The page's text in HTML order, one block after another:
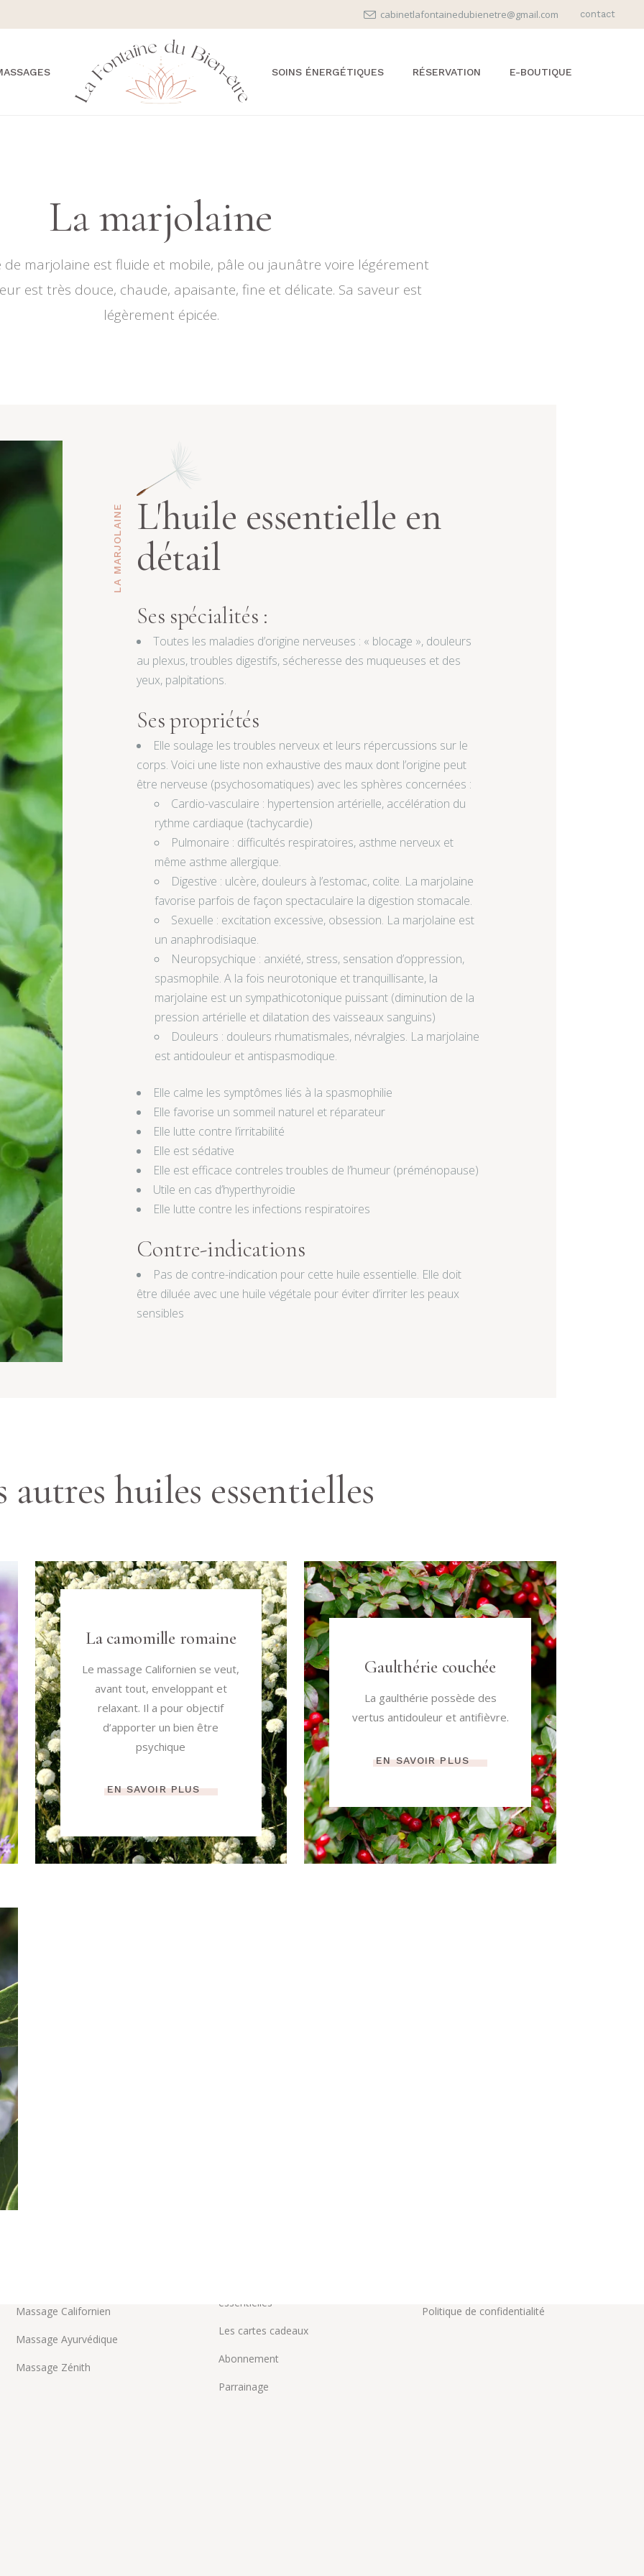
cabinetlafontainedubienetre@gmail.com contact
ZÉNITH
SOINS ÉNERGÉTIQUES RÉSERVATION E-BOUTIQUE
La marjolaine
de marjolaine est fluide et mobile, pâle ou jaunâtre voire légérement
est très douce, chaude, apaisante, fine et délicate. Sa saveur est
légèrement épicée.
LA MARJOLAINE L'huile essentielle en
détail
Ses spécialités :
Toutes les maladies d’origine nerveuses : « blocage », douleurs
au plexus, troubles digestifs, sécheresse des muqueuses et des
yeux, palpitations.
Ses propriétés
Elle soulage les troubles nerveux et leurs répercussions sur le
corps. Voici une liste non exhaustive des maux dont l’origine peut
être nerveuse (psychosomatiques) avec les sphères concernées :
Cardio-vasculaire : hypertension artérielle, accélération du
rythme cardiaque (tachycardie)
Pulmonaire : difficultés respiratoires, asthme nerveux et
même asthme allergique.
Digestive : ulcère, douleurs à l’estomac, colite. La marjolaine
favorise parfois de façon spectaculaire la digestion stomacale.
Sexuelle : excitation excessive, obsession. La marjolaine est
un anaphrodisiaque.
Neuropsychique : anxiété, stress, sensation d’oppression,
spasmophile. A la fois neurotonique et tranquillisante, la
marjolaine est un sympathicotonique puissant (diminution de la
pression artérielle et dilatation des vaisseaux sanguins)
Douleurs : douleurs rhumatismales, névralgies. La marjolaine
est antidouleur et antispasmodique.
Elle calme les symptômes liés à la spasmophilie
Elle favorise un sommeil naturel et réparateur
Elle lutte contre l’irritabilité
Elle est sédative
Elle est efficace contreles troubles de l’humeur (préménopause)
Utile en cas d’hyperthyroidie
Elle lutte contre les infections respiratoires
Contre-indications
Pas de contre-indication pour cette huile essentielle. Elle doit
être diluée avec une huile végétale pour éviter d’irriter les peaux
sensibles
autres huiles essentielles
La camomille romaine
Le massage Californien se veut,
avant tout, enveloppant et
relaxant. Il a pour objectif
d’apporter un bien être
psychique
EN SAVOIR PLUS
Gaulthérie couchée
La gaulthérie possède des
vertus antidouleur et antifièvre.
EN SAVOIR PLUS
Massages
Massage Californien
Massage Ayurvédique
Massage Zénith
essentielles
Les cartes cadeaux
Abonnement
Parrainage
Politique de confidentialité